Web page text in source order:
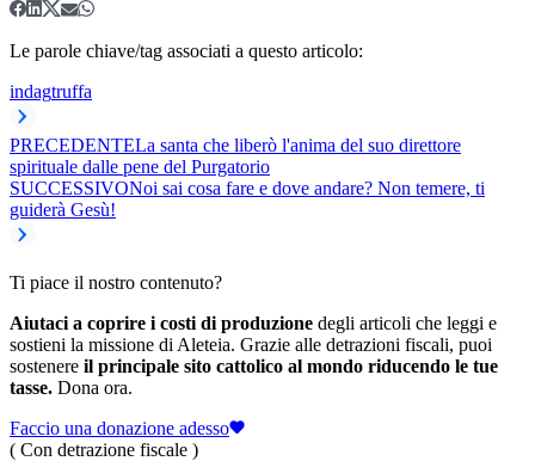
Le parole chiave/tag associati a questo articolo:
indagtruffa
PRECEDENTELa santa che liberò l'anima del suo direttore
spirituale dalle pene del Purgatorio
SUCCESSIVONoi sai cosa fare e dove andare? Non temere, ti
guiderà Gesù!
Ti piace il nostro contenuto?
Aiutaci a coprire i costi di produzione degli articoli che leggi e
sostieni la missione di Aleteia. Grazie alle detrazioni fiscali, puoi
sostenere il principale sito cattolico al mondo riducendo le tue
tasse. Dona ora.
Faccio una donazione adesso
( Con detrazione fiscale )